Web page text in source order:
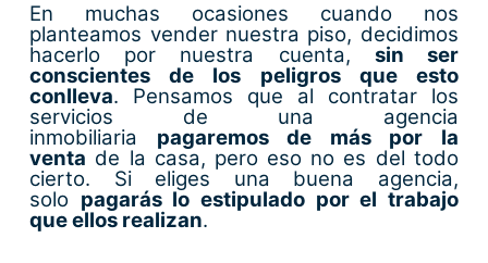
En muchas ocasiones cuando nos
planteamos vender nuestra piso, decidimos
hacerlo por nuestra cuenta, sin ser
conscientes de los peligros que esto
conlleva. Pensamos que al contratar los
servicios de una agencia
inmobiliaria pagaremos de más por la
venta de la casa, pero eso no es del todo
cierto. Si eliges una buena agencia,
solo pagarás lo estipulado por el trabajo
que ellos realizan.